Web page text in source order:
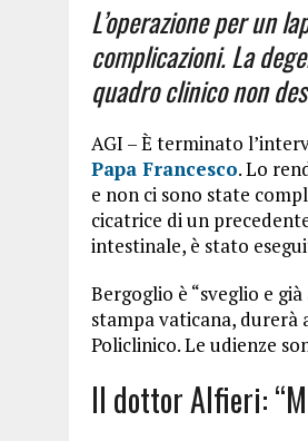
L’operazione per un
complicazioni. La
quadro clinico non
AGI – È terminato
Papa Francesco. Lo
e non ci sono state
cicatrice di un
intestinale, è stato
Bergoglio è “sveglio e
stampa vaticana,
Policlinico. Le udienze
Il dottor Alfieri: